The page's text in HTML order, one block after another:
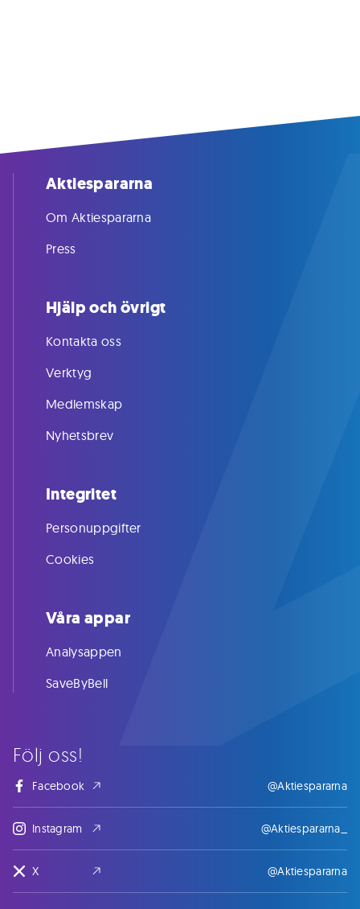
Följ oss!
Facebook @Aktiespararna
Instagram @Aktiespararna_
X @Aktiespararna
Aktiespararna
Om Aktiespararna
Press
Hjälp och övrigt
Kontakta oss
Verktyg
Medlemskap
Nyhetsbrev
Integritet
Personuppgifter
Cookies
Våra appar
Analysappen
SaveByBell